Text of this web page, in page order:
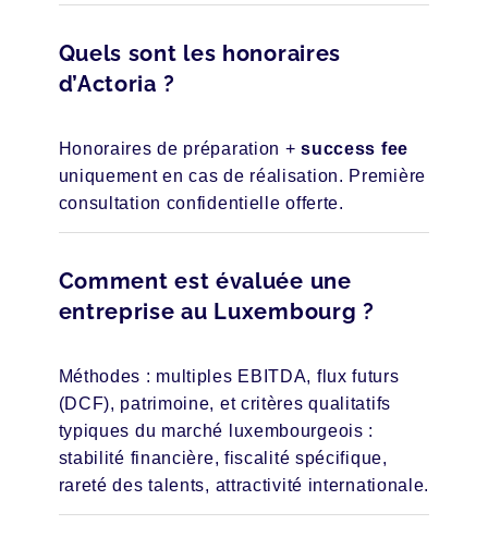
Quels sont les honoraires
d’Actoria ?
Honoraires de préparation +success fee
uniquement en cas de réalisation. Première
consultation confidentielle offerte.
Comment est évaluée une
entreprise au Luxembourg ?
Méthodes : multiples EBITDA, flux futurs
(DCF), patrimoine, et critères qualitatifs
typiques du marché luxembourgeois :
stabilité financière, fiscalité spécifique,
rareté des talents, attractivité internationale.